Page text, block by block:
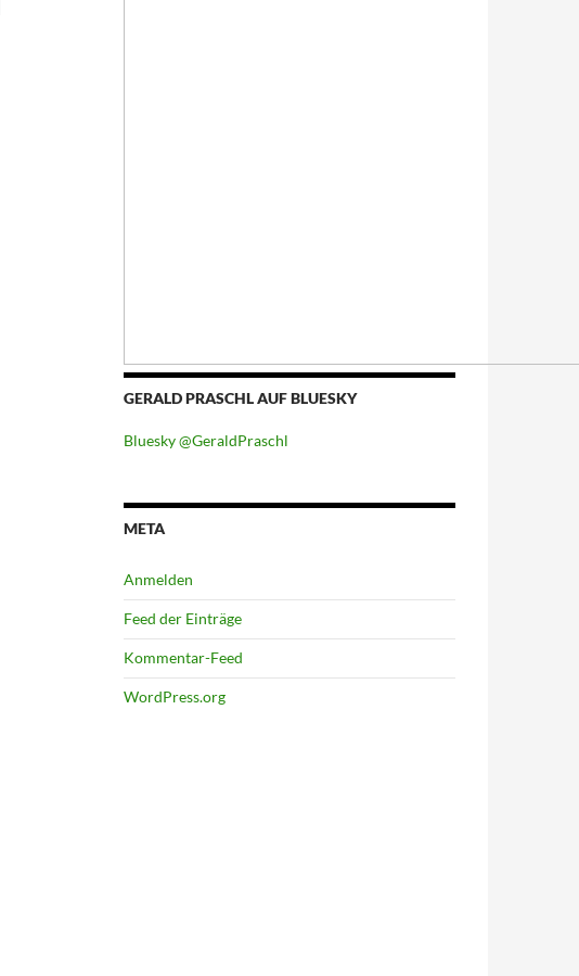
GERALD PRASCHL AUF BLUESKY
Bluesky @GeraldPraschl
META
Anmelden
Feed der Einträge
Kommentar-Feed
WordPress.org